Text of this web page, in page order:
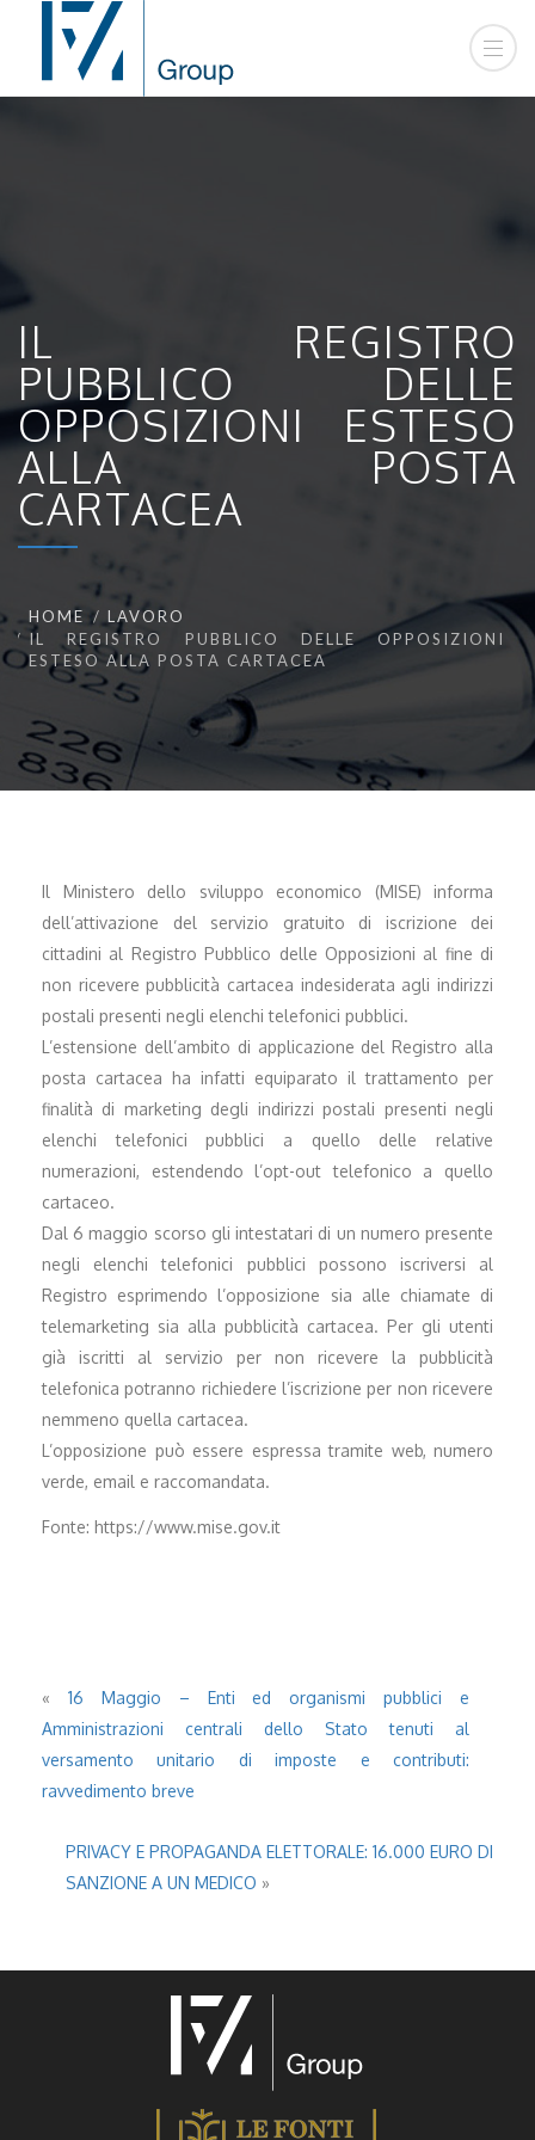
IL REGISTRO
PUBBLICO DELLE
OPPOSIZIONI ESTESO
ALLA POSTA
CARTACEA
HOME
LAVORO
IL REGISTRO PUBBLICO DELLE OPPOSIZIONI
ESTESO ALLA POSTA CARTACEA
Il Ministero dello sviluppo economico (MISE) informa
dell’attivazione del servizio gratuito di iscrizione dei
cittadini al Registro Pubblico delle Opposizioni al fine di
non ricevere pubblicità cartacea indesiderata agli indirizzi
postali presenti negli elenchi telefonici pubblici.
L’estensione dell’ambito di applicazione del Registro alla
posta cartacea ha infatti equiparato il trattamento per
finalità di marketing degli indirizzi postali presenti negli
elenchi telefonici pubblici a quello delle relative
numerazioni, estendendo l’opt-out telefonico a quello
cartaceo.
Dal 6 maggio scorso gli intestatari di un numero presente
negli elenchi telefonici pubblici possono iscriversi al
Registro esprimendo l’opposizione sia alle chiamate di
telemarketing sia alla pubblicità cartacea. Per gli utenti
già iscritti al servizio per non ricevere la pubblicità
telefonica potranno richiedere l’iscrizione per non ricevere
nemmeno quella cartacea.
L’opposizione può essere espressa tramite web, numero
verde, email e raccomandata.
Fonte: https://www.mise.gov.it
« 16 Maggio – Enti ed organismi pubblici e
Amministrazioni centrali dello Stato tenuti al
versamento unitario di imposte e contributi:
ravvedimento breve
PRIVACY E PROPAGANDA ELETTORALE: 16.000 EURO DI
SANZIONE A UN MEDICO »